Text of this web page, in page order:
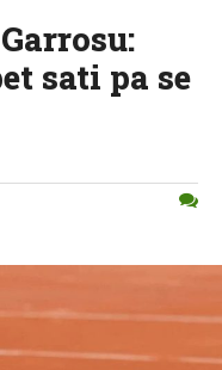
sati pa se